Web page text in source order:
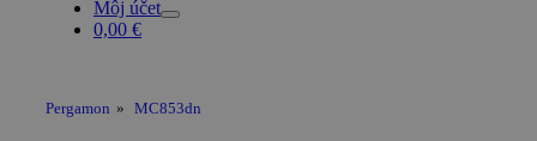
Môj účet
0,00 €
Pergamon » MC853dn